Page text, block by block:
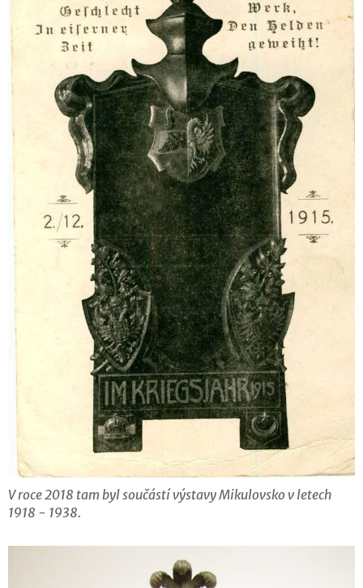
V roce 2018 tam byl součástí výstavy Mikulovsko v letech
1918 - 1938.